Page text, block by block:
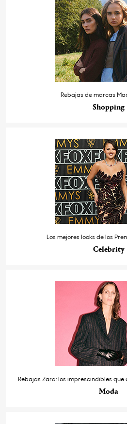
Rebajas de marcas
Shopping
Los mejores looks de los
Celebrity
Rebajas Zara: los imprescindibles
Moda